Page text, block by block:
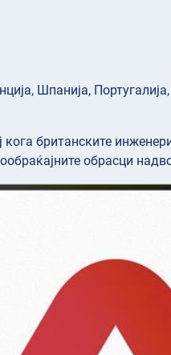
Шпанија,
кога британските
обрасци